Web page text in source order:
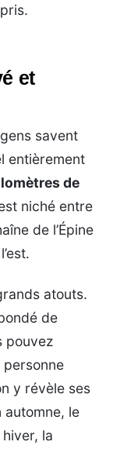
et
savent
entièrement
de
niché entre
de l’Épine
atouts.
de
pouvez
y révèle ses
automne, le
la